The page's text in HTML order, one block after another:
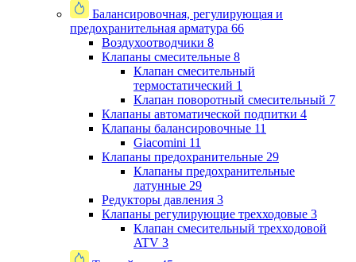
Балансировочная, регулирующая и
предохранительная арматура 66
Воздухоотводчики 8
Клапаны cмесительные 8
Клапан cмесительный
термостатический 1
Клапан поворотный cмесительный 7
Клапаны автоматической подпитки 4
Клапаны балансировочные 11
Giacomini 11
Клапаны предохранительные 29
Клапаны предохранительные
латунные 29
Редукторы давления 3
Клапаны регулирующие трехходовые 3
Клапан смесительный трехходовой
ATV 3